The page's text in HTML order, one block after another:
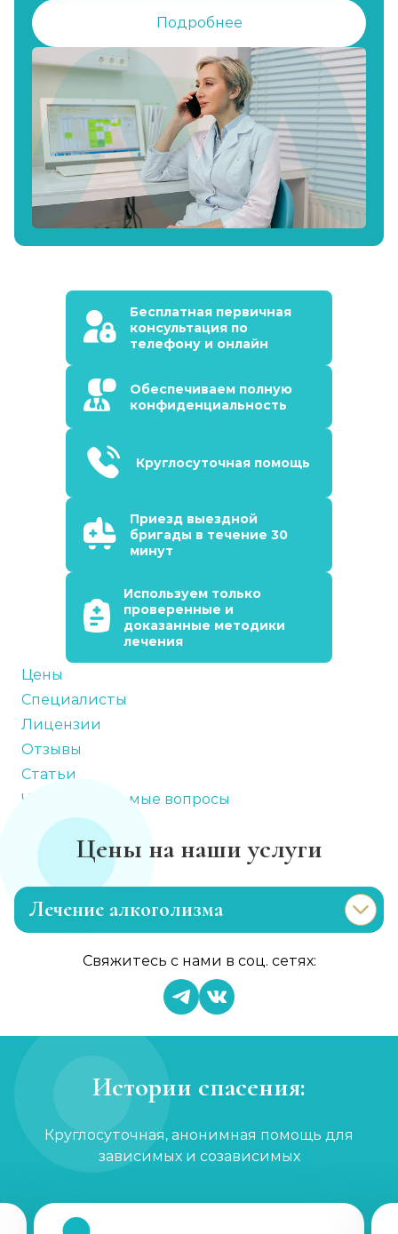
Подробнее
Бесплатная первичная
консультация по
телефону и онлайн
Обеспечиваем полную
конфиденциальность
Круглосуточная помощь
Приезд выездной
бригады в течение 30
минут
Используем только
проверенные и
доказанные методики
лечения
Цены
Специалисты
Лицензии
Отзывы
Статьи
Часто задаваемые вопросы
Цены на наши услуги
Лечение алкоголизма
от 2 150 ₽ Записаться
от 1 450 ₽ Записаться
Свяжитесь с нами в соц. сетях:
Истории спасения:
Круглосуточная, анонимная помощь для
зависимых и созависимых